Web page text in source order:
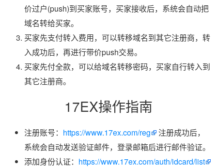
价过户(push)到买家账号，买家接收后，系统会自动把
域名转给买家。
买家先支付转入费用，可以转移域名到其它注册商，转
入成功后，再进行带价push交易。
买家先付全款，可以给域名转移密码，买家自行转入到
其它注册商。
17EX操作指南
注册账号： https://www.17ex.com/reg
注册成功后，
系统会自动发送验证邮件，登录邮箱后进行邮件验证。
添加身份认证： https://www.17ex.com/auth/idcard/list